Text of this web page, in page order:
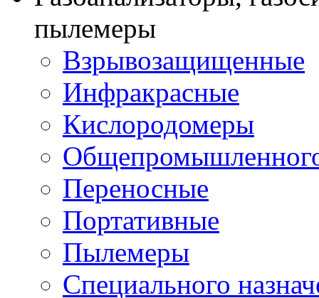
пылемеры
Взрывозащищенные
Инфракрасные
Кислородомеры
Переносные
Портативные
Пылемеры
Специального